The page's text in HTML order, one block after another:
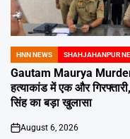
POSTED
IN
HNN NEWS SHAHJAHANPUR
Gautam Maurya
हत्याकांड में एक और
सिंह का बड़ा खुलासा
on
August 6, 2026